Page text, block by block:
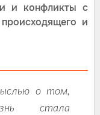
и конфликты с
и
о том,
стала